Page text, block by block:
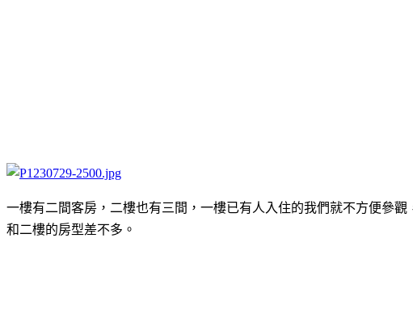
一樓有二間客房，二樓也有三間，一樓已有人入住的我們就不方便參
和二樓的房型差不多。